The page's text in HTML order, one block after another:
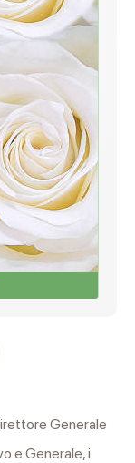
Generale
e Generale, i